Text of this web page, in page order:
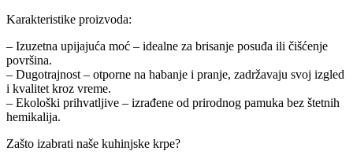
Karakteristike proizvoda:
– Izuzetna upijajuća moć – idealne za brisanje posuđa ili čišćenje
površina.
– Dugotrajnost – otporne na habanje i pranje, zadržavaju svoj izgled
i kvalitet kroz vreme.
– Ekološki prihvatljive – izrađene od prirodnog pamuka bez štetnih
hemikalija.
Zašto izabrati naše kuhinjske krpe?